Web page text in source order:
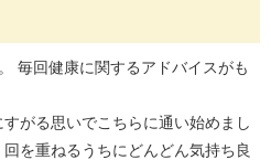
毎回健康に関するアドバイスがも
がる思いでこちらに通い始めまし
を重ねるうちにどんどん気持ち良